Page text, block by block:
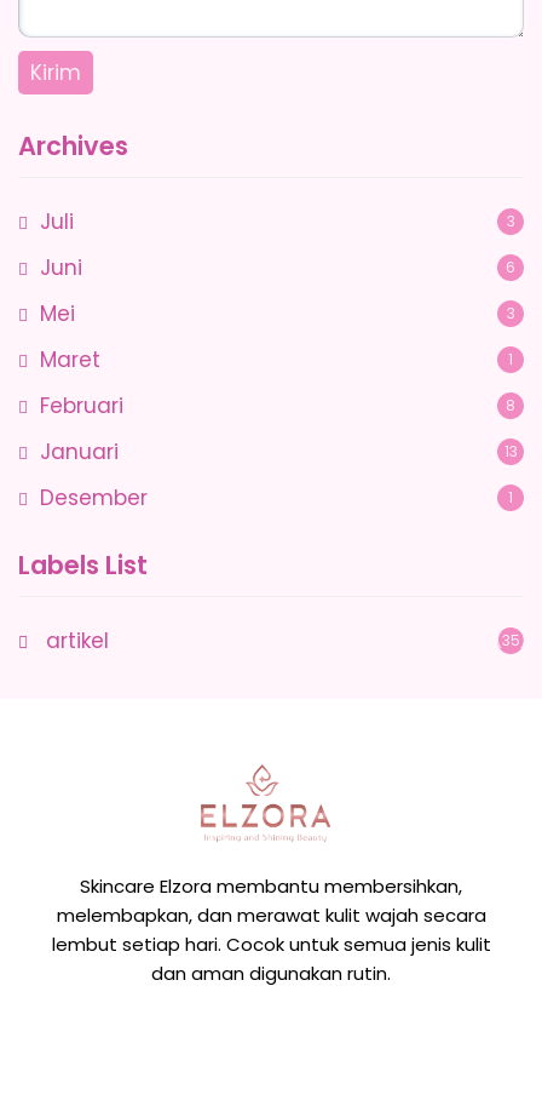
Archives
Juli 3
Juni 6
Mei 3
Maret 1
Februari 8
Januari 13
Desember 1
Labels List
artikel (35)
Skincare Elzora membantu membersihkan,
melembapkan, dan merawat kulit wajah secara
lembut setiap hari. Cocok untuk semua jenis kulit
dan aman digunakan rutin.